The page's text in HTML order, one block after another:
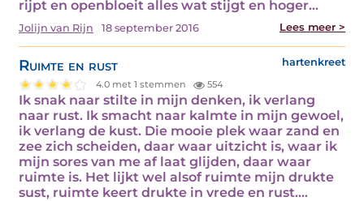
rijpt en openbloeit alles wat stijgt en hoger…
Jolijn van Rijn 18 september 2016 Lees meer >
Ruimte en rust hartenkreet
4.0 met 1 stemmen 554
Ik snak naar stilte in mijn denken, ik verlang
naar rust. Ik smacht naar kalmte in mijn gewoel,
ik verlang de kust. Die mooie plek waar zand en
zee zich scheiden, daar waar uitzicht is, waar ik
mijn sores van me af laat glijden, daar waar
ruimte is. Het lijkt wel alsof ruimte mijn drukte
sust, ruimte keert drukte in vrede en rust.…